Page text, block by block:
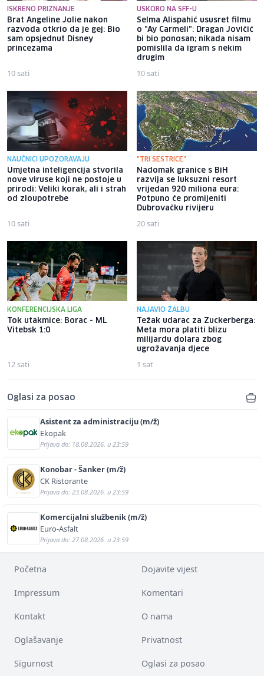
ISKRENO PRIZNANJE
Brat Angeline Jolie nakon
razvoda otkrio da je gej: Bio
sam opsjednut Disney
princezama
10 sati
USKORO NA SFF-U
Selma Alispahić ususret filmu
o "Ay Carmeli": Dragan Jovičić
bi bio ponosan; nikada nisam
pomislila da igram s nekim
drugim
10 sati
NAUČNICI UPOZORAVAJU
Umjetna inteligencija stvorila
nove viruse koji ne postoje u
prirodi: Veliki korak, ali i strah
od zloupotrebe
10 sati
"TRI SESTRICE"
Nadomak granice s BiH
razvija se luksuzni resort
vrijedan 920 miliona eura:
Potpuno će promijeniti
Dubrovačku rivijeru
20 sati
KONFERENCIJSKA LIGA
Tok utakmice: Borac - ML
Vitebsk 1:0
12 sati
NAJAVIO ŽALBU
Težak udarac za Zuckerberga:
Meta mora platiti blizu
milijardu dolara zbog
ugrožavanja djece
1 sat
Oglasi za posao
Asistent za administraciju (m/ž)
Ekopak
Prijava do: 18.08.2026. u 23:59
Konobar - Šanker (m/ž)
CK Ristorante
Prijava do: 23.08.2026. u 23:59
Komercijalni službenik (m/ž)
Euro-Asfalt
Prijava do: 27.08.2026. u 23:59
Početna Dojavite vijest
Impressum Komentari
Kontakt O nama
Oglašavanje Privatnost
Sigurnost Oglasi za posao